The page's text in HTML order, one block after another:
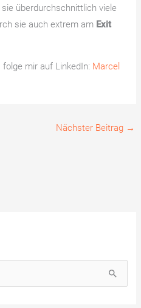
überdurchschnittlich viele
sie auch extrem am Exit
mir auf LinkedIn: Marcel
Nächster Beitrag →